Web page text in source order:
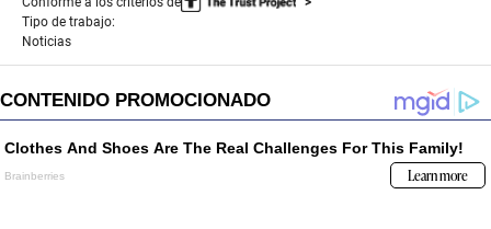
Tipo de trabajo:
Noticias